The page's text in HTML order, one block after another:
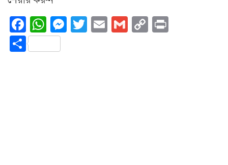
Facebook
WhatsApp
Messenger
Twitter
EmailGmail
Copy
Share